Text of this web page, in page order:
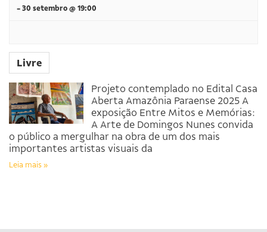
- 30 setembro @ 19:00
Livre
Projeto contemplado no Edital Casa
Aberta Amazônia Paraense 2025 A
exposição Entre Mitos e Memórias:
A Arte de Domingos Nunes convida
o público a mergulhar na obra de um dos mais
importantes artistas visuais da
Leia mais »